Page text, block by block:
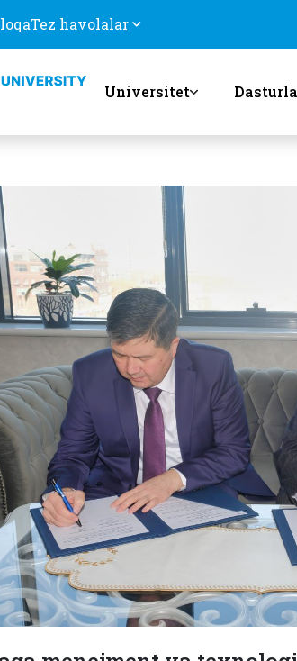
Tez havolalar
Universitet